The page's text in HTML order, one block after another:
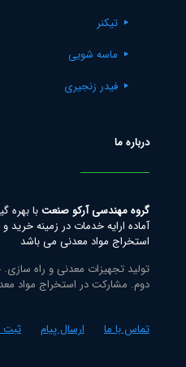
تیکنر
ماسه شویی
فیدر زنجیری
درباره ما
گروه مهندسی آرکو صنعتبا بهره
آماده ارایه خدمات در زمینه
استخراج مواد معدنی می باشد
تولید تجهیزات معدنی و راه
دوم. مشارکت در استخراج مواد
تماس با ما ارسال پیام ثبت